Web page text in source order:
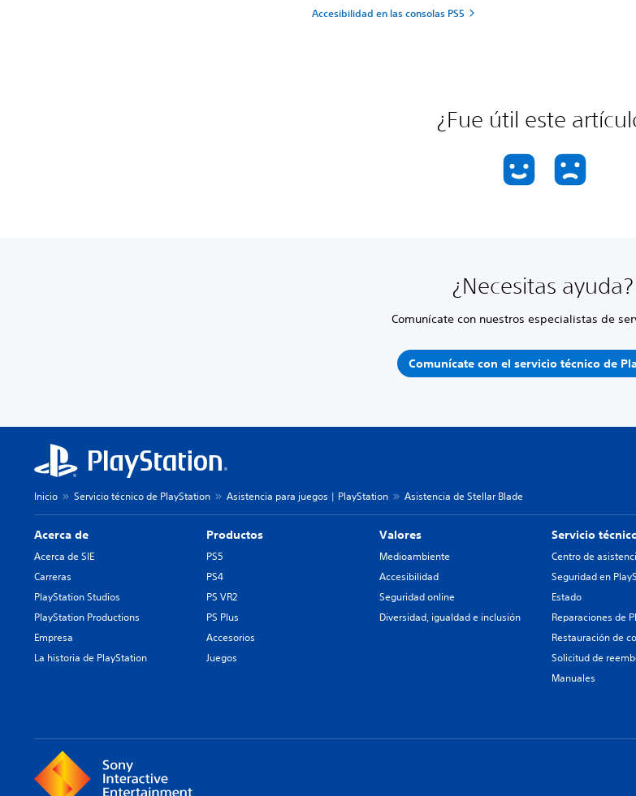
Accesibilidad en las consolas PS5
¿Fue útil este
¿Necesitas ayuda?
Comunícate con nuestros especialistas de
Comunícate con el servicio técnico de
Inicio Servicio técnico de PlayStation Asistencia para juegos | PlayStation Asistencia de Stellar Blade
Acerca de
Acerca de SIE
Carreras
PlayStation Studios
PlayStation Productions
Empresa
La historia de PlayStation
Productos
PS5
PS4
PS VR2
PS Plus
Accesorios
Juegos
Valores
Medioambiente
Accesibilidad
Seguridad online
Diversidad, igualdad e inclusión
Servicio
Centro de
Seguridad en
Estado
Reparaciones de
Restauración de
Solicitud de
Manuales